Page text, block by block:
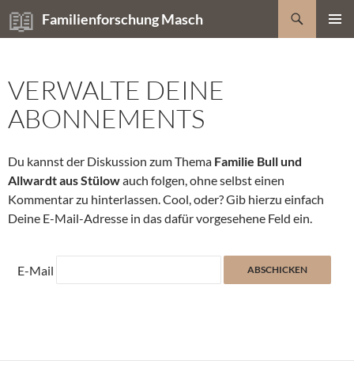
Zum
Inhalt
Familienforschung Masch
Suchen
VERWALTE DEINE
ABONNEMENTS
Du kannst der Diskussion zum Thema Familie Bull und
Allwardt aus Stülowauch folgen, ohne selbst einen
Kommentar zu hinterlassen. Cool, oder? Gib hierzu einfach
Deine E-Mail-Adresse in das dafür vorgesehene Feld ein.
E-Mail